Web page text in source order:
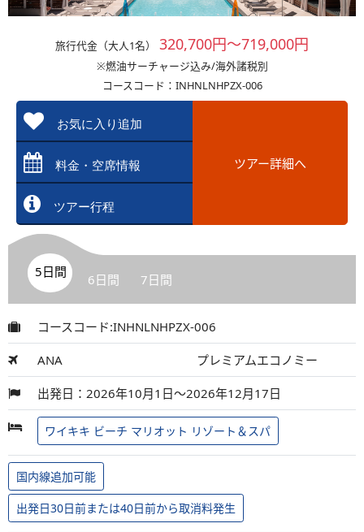
旅行代金（大人1名） 320,700円～719,000円
※燃油サーチャージ込み/海外諸税別
コースコード：INHNLNHPZX-006
お気に入り追加
料金・空席情報
ツアー行程
ツアー詳細へ
5日間 6日間 7日間
コースコード:INHNLNHPZX-006
ANA プレミアムエコノミー
出発日：2026年10月1日～2026年12月17日
ワイキキ ビーチ マリオット リゾート＆スパ
国内線追加可能
出発日30日前または40日前から取消料発生